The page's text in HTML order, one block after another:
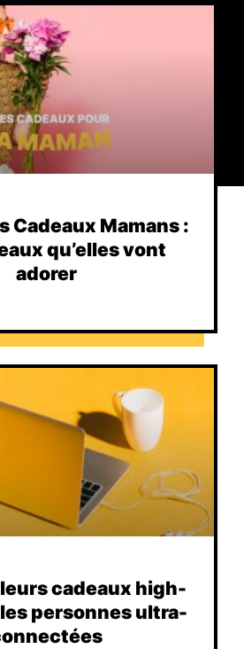
Cadeaux Mamans :
qu’elles vont
adorer
cadeaux high-
personnes ultra-